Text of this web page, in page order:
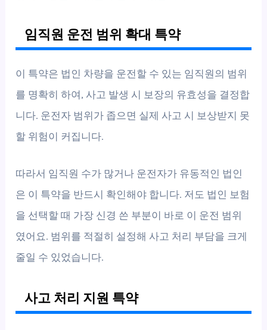
임직원 운전 범위 확대 특약
이 특약은 법인 차량을 운전할 수 있는 임직원의 범위
를 명확히 하여, 사고 발생 시 보장의 유효성을 결정합
니다. 운전자 범위가 좁으면 실제 사고 시 보상받지 못
할 위험이 커집니다.
따라서 임직원 수가 많거나 운전자가 유동적인 법인
은 이 특약을 반드시 확인해야 합니다. 저도 법인 보험
을 선택할 때 가장 신경 쓴 부분이 바로 이 운전 범위
였어요. 범위를 적절히 설정해 사고 처리 부담을 크게
줄일 수 있었습니다.
사고 처리 지원 특약